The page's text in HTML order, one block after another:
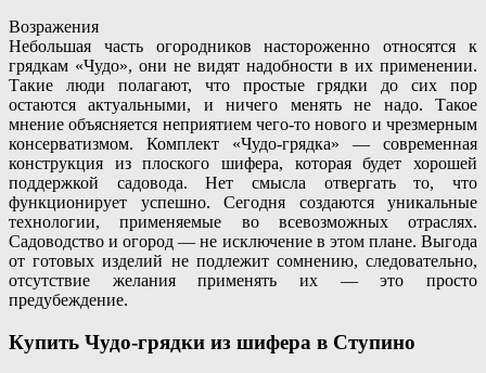
Возражения
Небольшая часть огородников настороженно относятся к
грядкам «Чудо», они не видят надобности в их применении.
Такие люди полагают, что простые грядки до сих пор
остаются актуальными, и ничего менять не надо. Такое
мнение объясняется неприятием чего-то нового и чрезмерным
консерватизмом. Комплект «Чудо-грядка» — современная
конструкция из плоского шифера, которая будет хорошей
поддержкой садовода. Нет смысла отвергать то, что
функционирует успешно. Сегодня создаются уникальные
технологии, применяемые во всевозможных отраслях.
Садоводство и огород — не исключение в этом плане. Выгода
от готовых изделий не подлежит сомнению, следовательно,
отсутствие желания применять их — это просто
предубеждение.
Купить Чудо-грядки из шифера в Ступино